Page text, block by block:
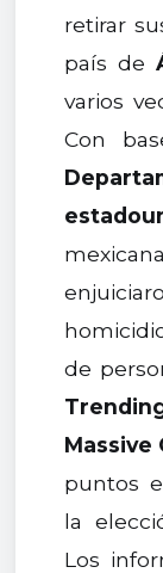
retirar
país de
varios
Con
de
Massive
puntos
la
Los